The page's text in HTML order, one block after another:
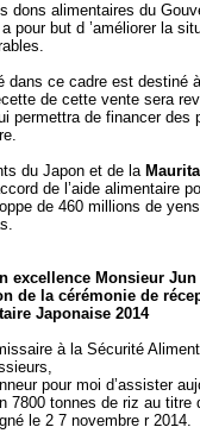
dons alimentaires du
pour but d ’améliorer la
dans ce cadre est destiné
de cette vente sera
permettra de financer des
du Japon et de la
de l’aide alimentaire
de 460 millions de
excellence Monsieur
de la cérémonie de
Japonaise 2014
à la Sécurité
pour moi d’assister
7800 tonnes de riz au titre
le 2 7 novembre r 2014.